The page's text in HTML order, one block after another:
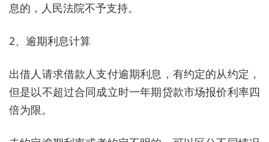
息的，人民法院不予支持。
2、逾期利息计算
出借人请求借款人支付逾期利息，有约定的从约定，
但是以不超过合同成立时一年期贷款市场报价利率四
倍为限。